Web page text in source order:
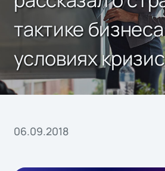
тактике
условиях
06.09.2018